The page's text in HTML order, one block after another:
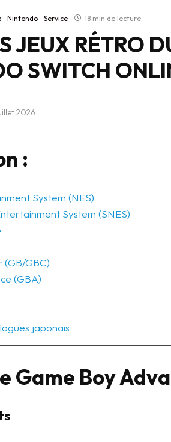
Nintendo Service 18 min de lecture
JEUX RÉTRO
SWITCH
2026
:
System (NES)
System (SNES)
(GB/GBC)
(GBA)
japonais
Game Boy